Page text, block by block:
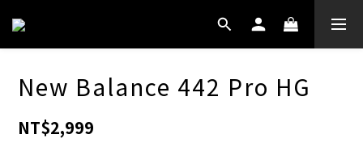
New Balance 442 Pro HG
NT$2,999